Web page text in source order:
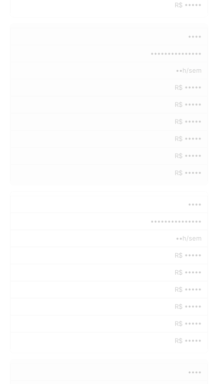
R$ •••••
••••
•••••••••••••••
••h/sem
R$ •••••
R$ •••••
R$ •••••
R$ •••••
R$ •••••
R$ •••••
••••
•••••••••••••••
••h/sem
R$ •••••
R$ •••••
R$ •••••
R$ •••••
R$ •••••
R$ •••••
••••